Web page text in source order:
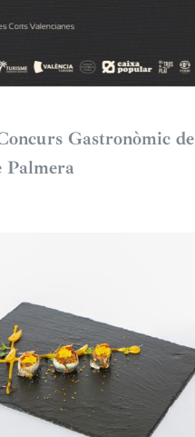
Gastronòmic de
Palmera